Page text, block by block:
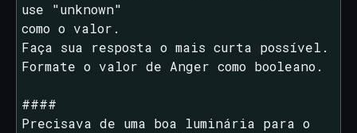
use "unknown"
como o valor.
Faça sua resposta o mais curta possível.
Formate o valor de Anger como booleano.
####
Precisava de uma boa luminária para o